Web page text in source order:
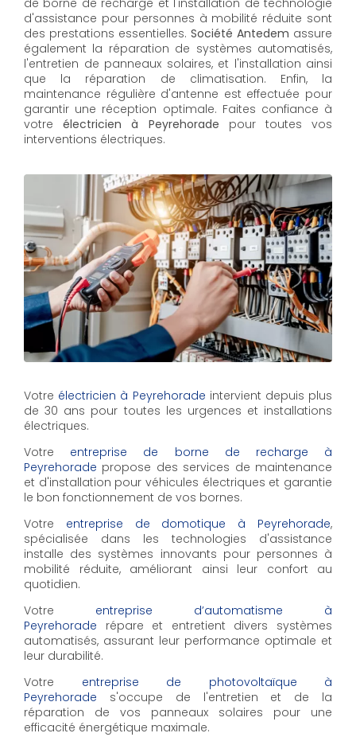
de borne de recharge et l'installation de technologie
d'assistance pour personnes à mobilité réduite sont
des prestations essentielles. Société Antedem assure
également la réparation de systèmes automatisés,
l'entretien de panneaux solaires, et l'installation ainsi
que la réparation de climatisation. Enfin, la
maintenance régulière d'antenne est effectuée pour
garantir une réception optimale. Faites confiance à
votreélectricien à Peyrehorade pour toutes vos
interventions électriques.
Votre électricien à Peyrehorade intervient depuis plus
de 30 ans pour toutes les urgences et installations
électriques.
Votre entreprise de borne de recharge à
Peyrehorade propose des services de maintenance
et d'installation pour véhicules électriques et garantie
le bon fonctionnement de vos bornes.
Votre entreprise de domotique à Peyrehorade,
spécialisée dans les technologies d'assistance
installe des systèmes innovants pour personnes à
mobilité réduite, améliorant ainsi leur confort au
quotidien.
Votre entreprise d’automatisme à
Peyrehorade répare et entretient divers systèmes
automatisés, assurant leur performance optimale et
leur durabilité.
Votre entreprise de photovoltaïque à
Peyrehorade s'occupe de l'entretien et de la
réparation de vos panneaux solaires pour une
efficacité énergétique maximale.